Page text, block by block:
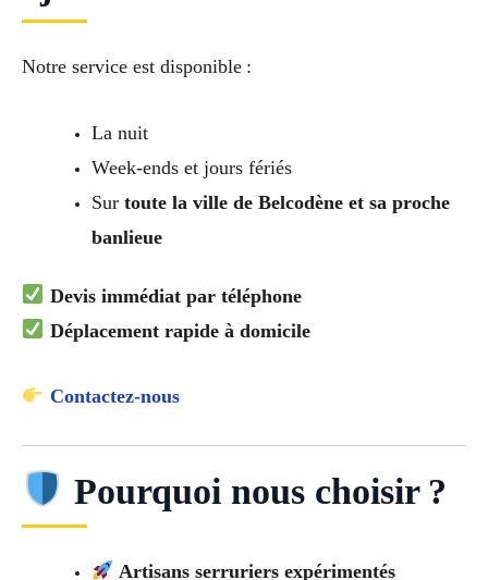
Notre service est disponible :
La nuit
Week-ends et jours fériés
Sur toute la ville de Belcodène et sa proche
banlieue
Devis immédiat par téléphone
Déplacement rapide à domicile
Contactez-nous
Pourquoi nous choisir ?
Artisans serruriers expérimentés